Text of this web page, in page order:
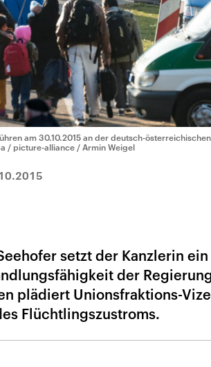
am 30.10.2015 an der deutsch-
/ picture-alliance / Armin Weigel
setzt der Kanzlerin ein
der
plädiert Unionsfraktions-
Flüchtlingszustroms.